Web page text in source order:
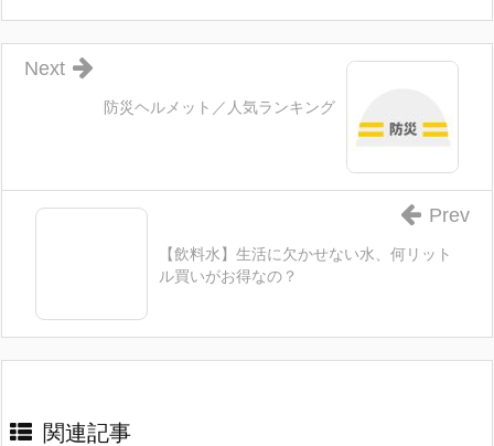
防災ヘルメット／人気ランキング
Next
【飲料水】生活に欠かせない水、何リット
ル買いがお得なの？
Prev
関連記事